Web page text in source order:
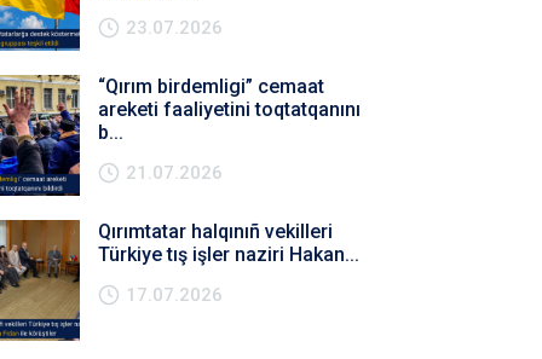
23.07.2026
“Qırım birdemligi” cemaat
areketi faaliyetini toqtatqanını
b...
21.07.2026
Qırımtatar halqınıñ vekilleri
Türkiye tış işler naziri Hakan...
17.07.2026